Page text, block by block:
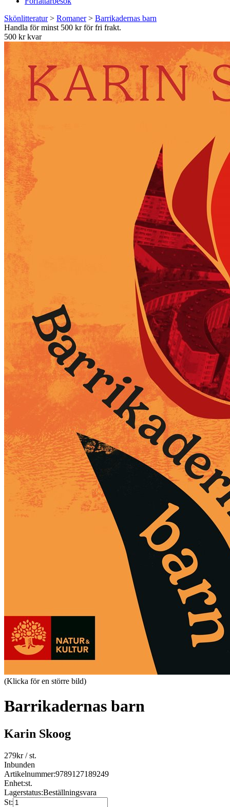
Skönlitteratur> Romaner> Barrikadernas barn
Handla för minst 500 kr för fri frakt.
500 kr kvar
(Klicka för en större bild)
Barrikadernas barn
Karin Skoog
279kr/ st.
Inbunden
Artikelnummer:9789127189249
Enhet:st.
Lagerstatus:Beställningsvara
St: